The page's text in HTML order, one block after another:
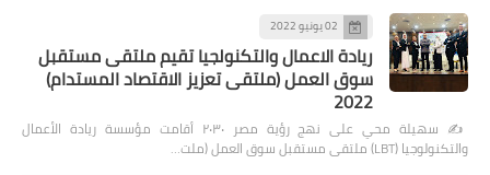
02 يونيو 2022
ريادة الاعمال والتكنولجيا تقيم ملتقى مستقبل
سوق العمل (ملتقى تعزيز الاقتصاد المستدام)
2022
✍️ سهيلة محي على نهج رؤية مصر ٢٠٣٠ أقامت مؤسسة ريادة الأعمال
والتكنولوجيا (LBT) ملتقى مستقبل سوق العمل (ملت…